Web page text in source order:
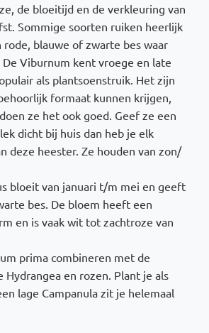
de bloeitijd en de verkleuring van
Sommige soorten ruiken heerlijk
rode, blauwe of zwarte bes waar
Viburnum kent vroege en late
als plantsoenstruik. Het zijn
formaat kunnen krijgen,
ze het ook goed. Geef ze een
dicht bij huis dan heb je elk
deze heester. Ze houden van zon/
bloeit van januari t/m mei en geeft
bes. De bloem heeft een
en is vaak wit tot zachtroze van
prima combineren met de
Hydrangea en rozen. Plant je als
lage Campanula zit je helemaal